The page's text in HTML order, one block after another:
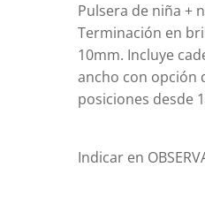
Pulsera de niña +
Terminación en
10mm. Incluye
ancho con opción
posiciones desde
Indicar en